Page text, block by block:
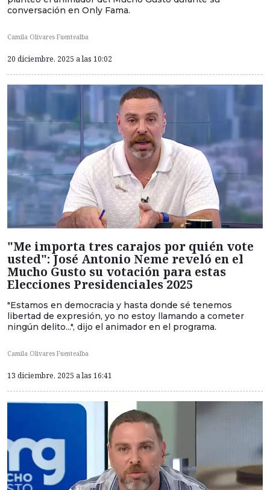
conversación en Only Fama.
Camila Olivares Fuentealba
20 diciembre, 2025 a las 10:02
"Me importa tres carajos por quién vote
usted": José Antonio Neme reveló en el
Mucho Gusto su votación para estas
Elecciones Presidenciales 2025
"Estamos en democracia y hasta donde sé tenemos
libertad de expresión, yo no estoy llamando a cometer
ningún delito...", dijo el animador en el programa.
Camila Olivares Fuentealba
13 diciembre, 2025 a las 16:41